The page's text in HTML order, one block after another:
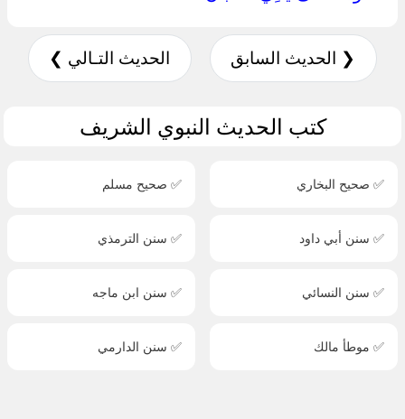
❮ الحديث السابق الحديث التـالي ❯
كتب الحديث النبوي الشريف
✅ صحيح البخاري ✅ صحيح مسلم
✅ سنن أبي داود ✅ سنن الترمذي
✅ سنن النسائي ✅ سنن ابن ماجه
✅ موطأ مالك ✅ سنن الدارمي